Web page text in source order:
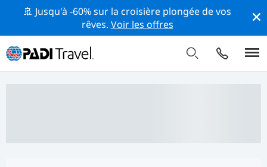
🚢 Jusqu'à -60% sur la croisière plongée de vos
rêves. Voir les offres